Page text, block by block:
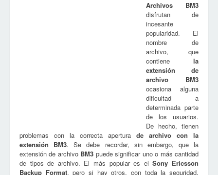
Archivos BM3
disfrutan de
incesante
popularidad. El
nombre de
archivo, que
contiene la
extensión de
archivo BM3
ocasiona alguna
dificultad a
determinada parte
de los usuarios.
De hecho, tienen
problemas con la correcta apertura de archivo con la
extensión BM3. Se debe recordar, sin embargo, que la
extensión de archivo BM3 puede significar uno o más cantidad
de tipos de archivo. El más popular es elSony Ericsson
Backup Format, pero si hay otros, con toda la seguridad,